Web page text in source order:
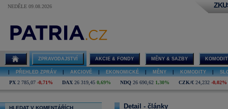
NEDĚLE 09.08.2026
ZPRAVODAJSTVÍ AKCIE & FONDY MĚNY & SAZBY
PŘEHLED ZPRÁV AKCIOVÉ EKONOMICKÉ MĚNY KOMODITY
PX 2 785,07 -0,71% DAX 26 319,45 0,69% NDQ 26 690,62 1,30% CZK/€ 24,232 -0,02%
HLEDAT V KOMENTÁŘÍCH Detail - články